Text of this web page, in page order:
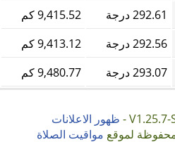
292.61 درجة
9,415.52 كم
292.56 درجة
9,413.12 كم
293.07 درجة 9,480.77 كم
V1.25.7-
- ظهور الاعلانات
مواقيت الصلاة